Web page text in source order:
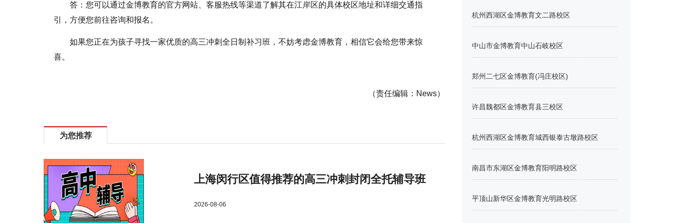
答：您可以通过金博教育的官方网站、客服热线等渠道了解其在江岸区的具体校区地址和详细交通指
引，方便您前往咨询和报名。
如果您正在为孩子寻找一家优质的高三冲刺全日制补习班，不妨考虑金博教育，相信它会给您带来惊
喜。
（责任编辑：News）
为您推荐
上海闵行区值得推荐的高三冲刺封闭全托辅导班
2026-08-06
杭州西湖区金博教育文二路校区
中山市金博教育中山石岐校区
郑州二七区金博教育(冯庄校区)
许昌魏都区金博教育县三校区
杭州西湖区金博教育城西银泰古墩路校区
南昌市东湖区金博教育阳明路校区
平顶山新华区金博教育光明路校区